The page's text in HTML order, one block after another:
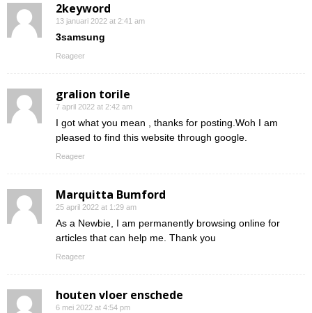
2keyword
13 januari 2022 at 2:41 am
3samsung
Reageer
gralion torile
7 april 2022 at 2:42 am
I got what you mean , thanks for posting.Woh I am
pleased to find this website through google.
Reageer
Marquitta Bumford
25 april 2022 at 1:29 am
As a Newbie, I am permanently browsing online for
articles that can help me. Thank you
Reageer
houten vloer enschede
6 mei 2022 at 4:54 pm